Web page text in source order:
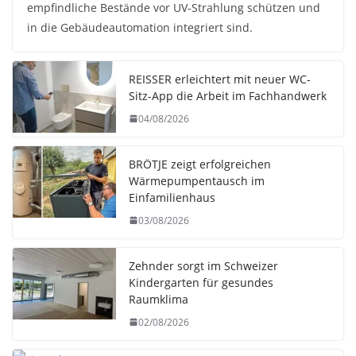
empfindliche Bestände vor UV-Strahlung schützen und
in die Gebäudeautomation integriert sind.
REISSER erleichtert mit neuer WC-
Sitz-App die Arbeit im Fachhandwerk
04/08/2026
BRÖTJE zeigt erfolgreichen
Wärmepumpentausch im
Einfamilienhaus
03/08/2026
Zehnder sorgt im Schweizer
Kindergarten für gesundes
Raumklima
02/08/2026